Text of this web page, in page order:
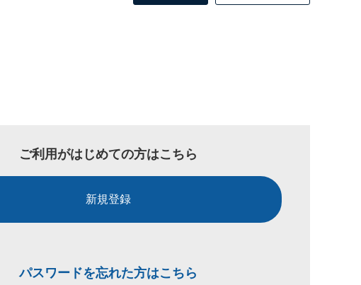
ご利用がはじめての方はこちら
新規登録
パスワードを忘れた方はこちら